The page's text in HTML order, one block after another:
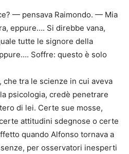
— pensava Raimondo. — Mia
eppure…. Si direbbe vana,
tutte le signore della
Soffre: questo è solo
tra le scienze in cui aveva
psicologia, credè penetrare
di lei. Certe sue mosse,
attitudini sdegnose o certe
quando Alfonso tornava a
per osservatori inesperti